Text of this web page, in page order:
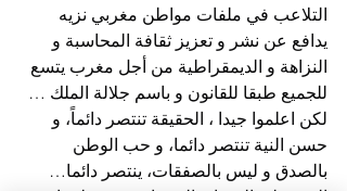
التلاعب في ملفات مواطن مغربي نزيه
يدافع عن نشر و تعزيز ثقافة المحاسبة و
النزاهة و الديمقراطية من أجل مغرب يتسع
للجميع طبقا للقانون و باسم جلالة الملك …
لكن اعلموا جيدا ، الحقيقة تنتصر دائماً، و
حسن النية تنتصر دائما، و حب الوطن
بالصدق و ليس بالصفقات، ينتصر دائما…